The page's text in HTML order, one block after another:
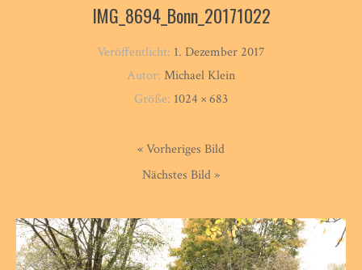
IMG_8694_Bonn_20171022
Veröffentlicht: 1. Dezember 2017
Autor: Michael Klein
Größe: 1024 × 683
« Vorheriges Bild
Nächstes Bild »